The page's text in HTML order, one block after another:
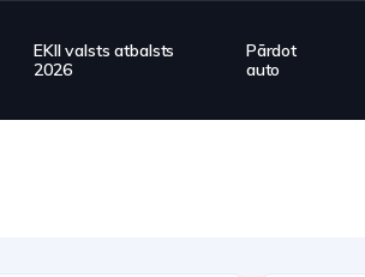
EKII valsts atbalsts
2026
Pārdot
auto